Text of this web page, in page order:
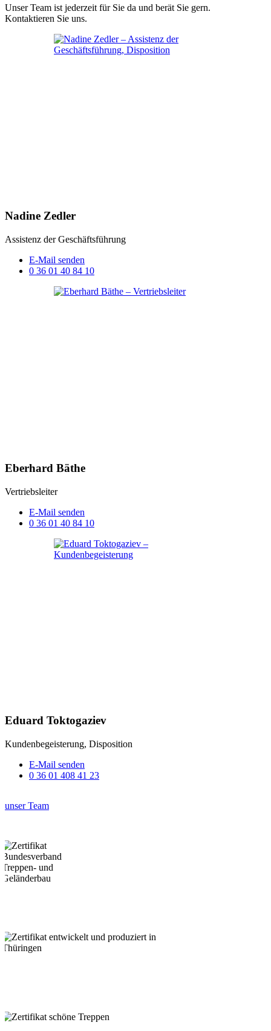
Unser Team ist jederzeit für Sie da und berät Sie gern.
Kontaktieren Sie uns.
Nadine Zedler
Assistenz der Geschäftsführung
E-Mail senden
0 36 01 40 84 10
Eberhard Bäthe
Vertriebsleiter
E-Mail senden
0 36 01 40 84 10
Eduard Toktogaziev
Kundenbegeisterung, Disposition
E-Mail senden
0 36 01 408 41 23
unser Team